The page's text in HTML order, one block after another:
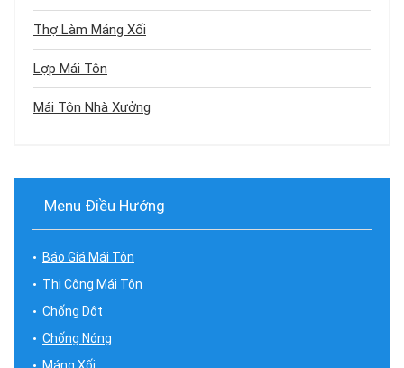
Thợ Làm Máng Xối
Lợp Mái Tôn
Mái Tôn Nhà Xưởng
Menu Điều Hướng
Báo Giá Mái Tôn
Thi Công Mái Tôn
Chống Dột
Chống Nóng